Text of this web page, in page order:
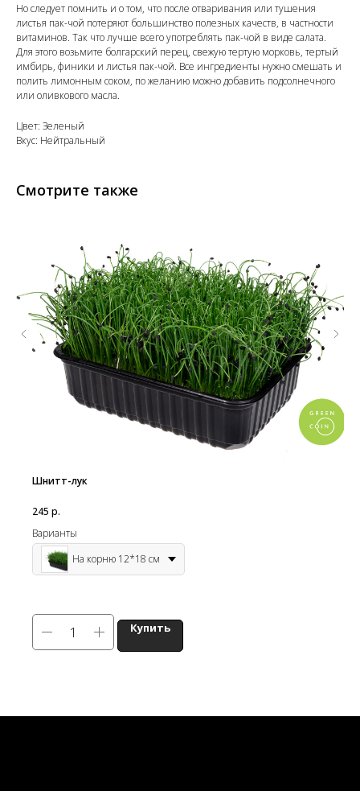
Но следует помнить и о том, что после отваривания или тушения
листья пак-чой потеряют большинство полезных качеств, в частности
витаминов. Так что лучше всего употреблять пак-чой в виде салата.
Для этого возьмите болгарский перец, свежую тертую морковь, тертый
имбирь, финики и листья пак-чой. Все ингредиенты нужно смешать и
полить лимонным соком, по желанию можно добавить подсолнечного
или оливкового масла.
Цвет: Зеленый
Вкус: Нейтральный
Смотрите также
Шнитт-лук
245 р.
Варианты
На корню 12*18 см
Купить